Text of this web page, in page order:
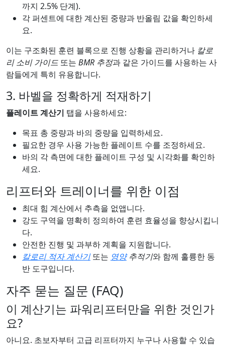
까지 2.5% 단계).
각 퍼센트에 대한 계산된 중량과 반올림 값을 확인하세
요.
이는 구조화된 훈련 블록으로 진행 상황을 관리하거나 칼로
리 소비 가이드 또는 BMR 추정과 같은 가이드를 사용하는 사
람들에게 특히 유용합니다.
3. 바벨을 정확하게 적재하기
플레이트 계산기 탭을 사용하세요:
목표 총 중량과 바의 중량을 입력하세요.
필요한 경우 사용 가능한 플레이트 수를 조정하세요.
바의 각 측면에 대한 플레이트 구성 및 시각화를 확인하
세요.
리프터와 트레이너를 위한 이점
최대 힘 계산에서 추측을 없앱니다.
강도 구역을 명확히 정의하여 훈련 효율성을 향상시킵니
다.
안전한 진행 및 과부하 계획을 지원합니다.
칼로리 적자 계산기또는 영양추적기와 함께 훌륭한 동
반 도구입니다.
자주 묻는 질문 (FAQ)
이 계산기는 파워리프터만을 위한 것인가
요?
아니요. 초보자부터 고급 리프터까지 누구나 사용할 수 있습